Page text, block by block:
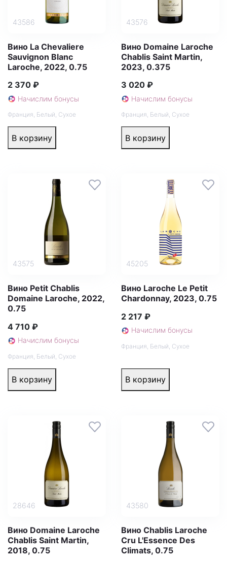
43586
Вино La Chevaliere
Sauvignon Blanc
Laroche, 2022, 0.75
2 370 ₽
Начислим бонусы
Франция, Белый, Сухое
В корзину
43576
Вино Domaine Laroche
Chablis Saint Martin,
2023, 0.375
3 020 ₽
Начислим бонусы
Франция, Белый, Сухое
В корзину
43575
Вино Petit Chablis
Domaine Laroche, 2022,
0.75
4 710 ₽
Начислим бонусы
Франция Белый Сухое
В корзину
45205
Вино Laroche Le Petit
Chardonnay, 2023, 0.75
2 217 ₽
Начислим бонусы
Франция Белый Сухое
В корзину
28646
Вино Domaine Laroche
Chablis Saint Martin,
2018, 0.75
43580
Вино Chablis Laroche
Cru L'Essence Des
Climats, 0.75